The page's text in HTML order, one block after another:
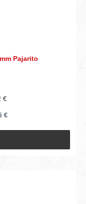
Pajarito
€
€